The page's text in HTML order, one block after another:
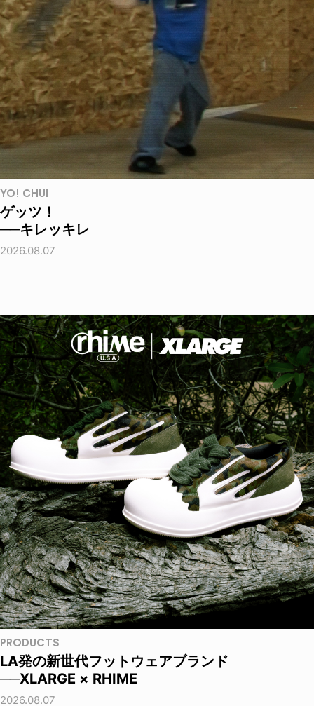
YO! CHUI
ゲッツ！
──キレッキレ
2026.08.07
PRODUCTS
LA発の新世代フットウェアブランド
──XLARGE × RHIME
2026.08.07